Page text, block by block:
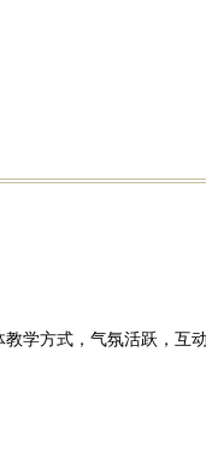
学方式，气氛活跃，互